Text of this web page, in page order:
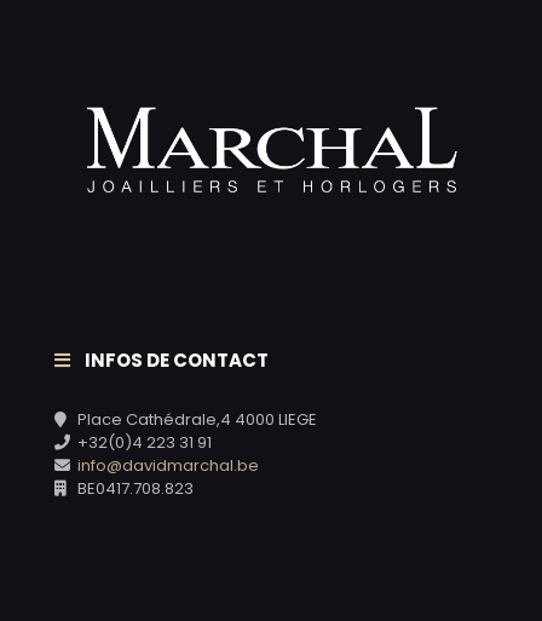
INFOS DE CONTACT
Place Cathédrale,4 4000 LIEGE
+32(0)4 223 31 91
info@davidmarchal.be
BE0417.708.823